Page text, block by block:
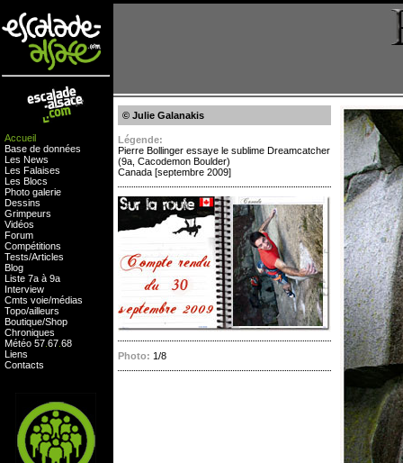
Accueil
Base de données
Les News
Les Falaises
Les Blocs
Photo galerie
Dessins
Grimpeurs
Vidéos
Forum
Compétitions
Tests/Articles
Blog
Liste 7a à 9a
Interview
Cmts voie/médias
Topo/ailleurs
Boutique/Shop
Chroniques
Météo 57 67 68
Liens
Contacts
© Julie Galanakis
Légende:
Pierre Bollinger essaye le sublime Dreamcatcher
(9a, Cacodemon Boulder)
Canada [septembre 2009]
Photo: 1/8